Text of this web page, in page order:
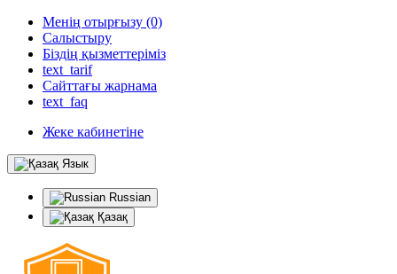
Менің отырғызу (0)
Салыстыру
Біздің қызметтеріміз
text_tarif
Сайттағы жарнама
text_faq
Жеке кабинетіне
Язык
Russian
Қазақ